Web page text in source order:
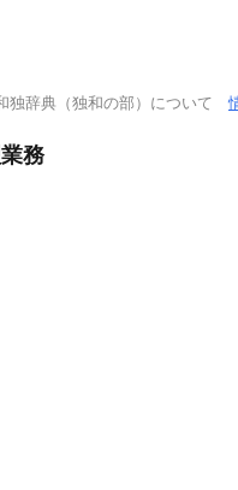
独辞典（独和の部）について
務